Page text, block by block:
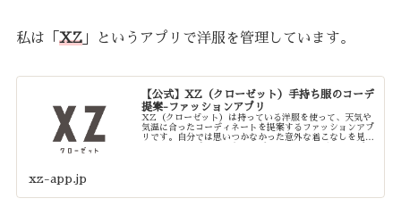
私は「XZ 」というアプリで洋服を管理しています。
【公式】XZ（クローゼット）手持ち服のコーデ
提案-ファッションアプリ
XZ（クローゼット）は持っている洋服を使って、天気や
気温に合ったコーディネートを提案するファッションアプ
リです。自分では思いつかなかった意外な着こなしを見つ
xz-app.jp